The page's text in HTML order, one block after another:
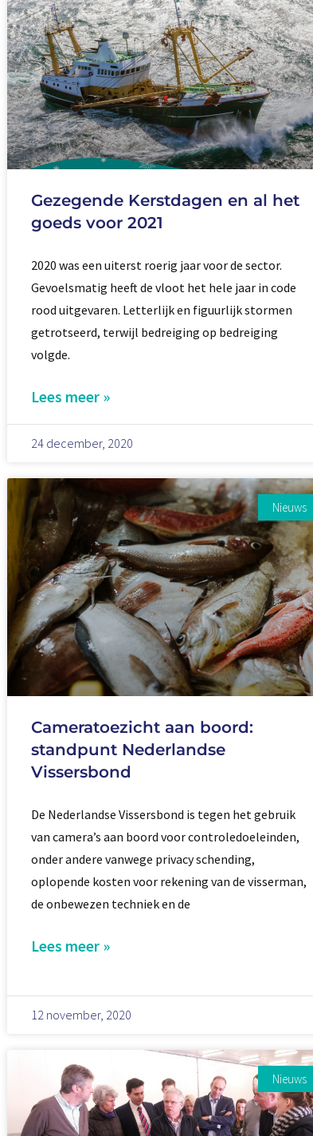
Gezegende Kerstdagen en al het
goeds voor 2021
2020 was een uiterst roerig jaar voor de sector.
Gevoelsmatig heeft de vloot het hele jaar in code
rood uitgevaren. Letterlijk en figuurlijk stormen
getrotseerd, terwijl bedreiging op bedreiging
volgde.
Lees meer »
24 december, 2020
Nieuws
Cameratoezicht aan boord:
standpunt Nederlandse
Vissersbond
De Nederlandse Vissersbond is tegen het gebruik
van camera’s aan boord voor controledoeleinden,
onder andere vanwege privacy schending,
oplopende kosten voor rekening van de visserman,
de onbewezen techniek en de
Lees meer »
12 november, 2020
Nieuws